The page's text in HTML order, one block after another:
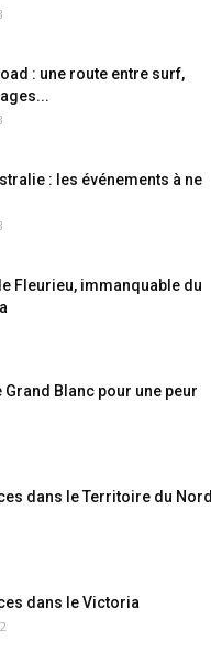
: une route entre surf,
: les événements à ne
Fleurieu, immanquable du
Grand Blanc pour une peur
dans le Territoire du Nord
dans le Victoria